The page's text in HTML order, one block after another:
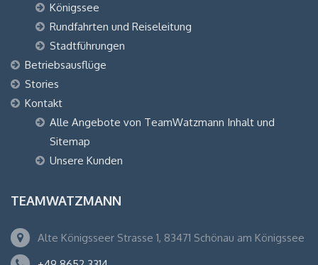
Königssee
Rundfahrten und Reiseleitung
Stadtführungen
Betriebsausflüge
Stories
Kontakt
Alle Angebote von TeamWatzmann Inhalt und
Sitemap
Unsere Kunden
TEAMWATZMANN
Alte Königsseer Strasse 1, 83471 Schönau am Königssee